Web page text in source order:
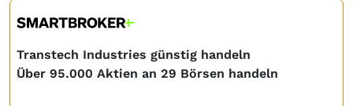
Transtech Industries günstig handeln
Über 95.000 Aktien an 29 Börsen handeln